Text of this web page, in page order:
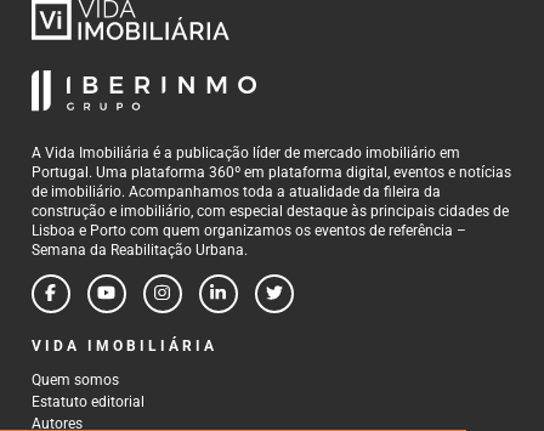
A Vida Imobiliária é a publicação líder de mercado imobiliário em
Portugal. Uma plataforma 360º em plataforma digital, eventos e notícias
de imobiliário. Acompanhamos toda a atualidade da fileira da
construção e imobiliário, com especial destaque às principais cidades de
Lisboa e Porto com quem organizamos os eventos de referência –
Semana da Reabilitação Urbana.
VIDA IMOBILIÁRIA
Quem somos
Estatuto editorial
Autores